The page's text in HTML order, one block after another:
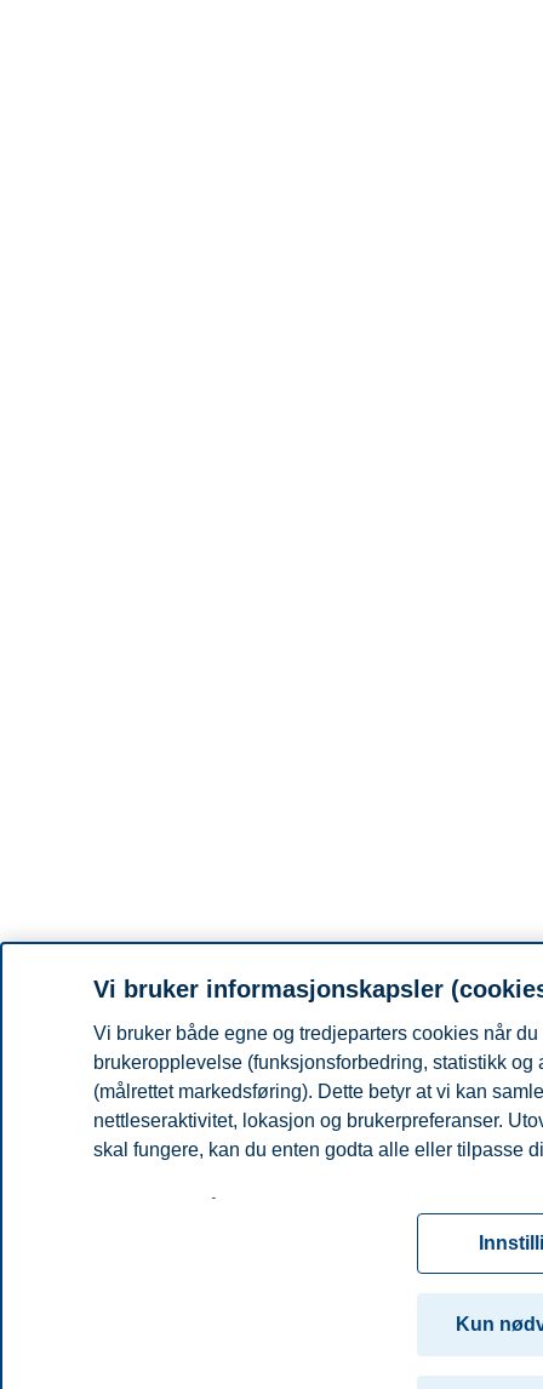
Vi bruker informasjonskapsler
Vi bruker både egne og tredjeparters cookies når
brukeropplevelse (funksjonsforbedring, statistikk
(målrettet markedsføring). Dette betyr at vi kan
nettleseraktivitet, lokasjon og brukerpreferanser.
skal fungere, kan du enten godta alle eller tilpasse
for informasjonskapsler. Du kan når som helst
ved å klikke på «Cookies» nederst på nettsiden vår.
cookie-erklæring
Kun